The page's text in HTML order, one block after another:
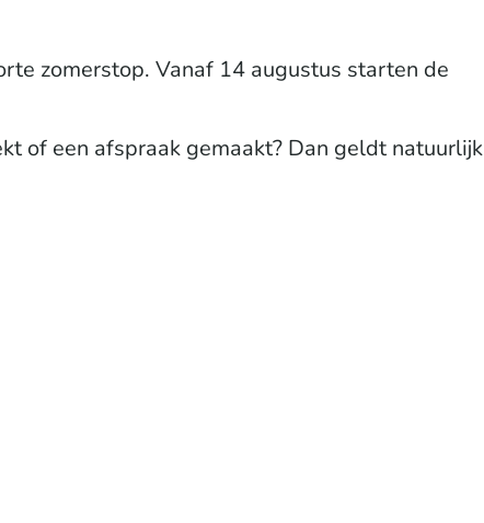
zomerstop. Vanaf 14 augustus starten de
of een afspraak gemaakt? Dan geldt natuurlijk